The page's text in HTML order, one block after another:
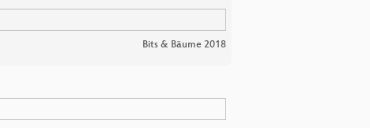
Bits & Bäume 2018